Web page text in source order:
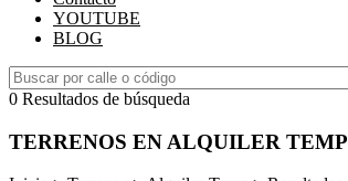
YOUTUBE
BLOG
0 Resultados de búsqueda
TERRENOS EN ALQUILER TEMP